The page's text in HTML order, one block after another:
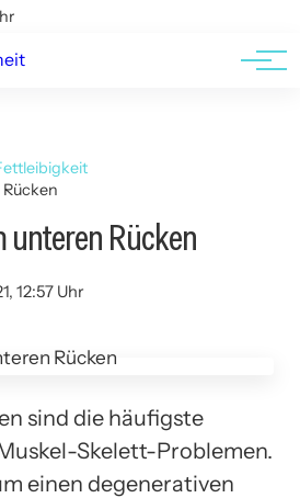
Rücken
12:57 Uhr
sind die häufigste
Skelett-Problemen.
einen degenerativen